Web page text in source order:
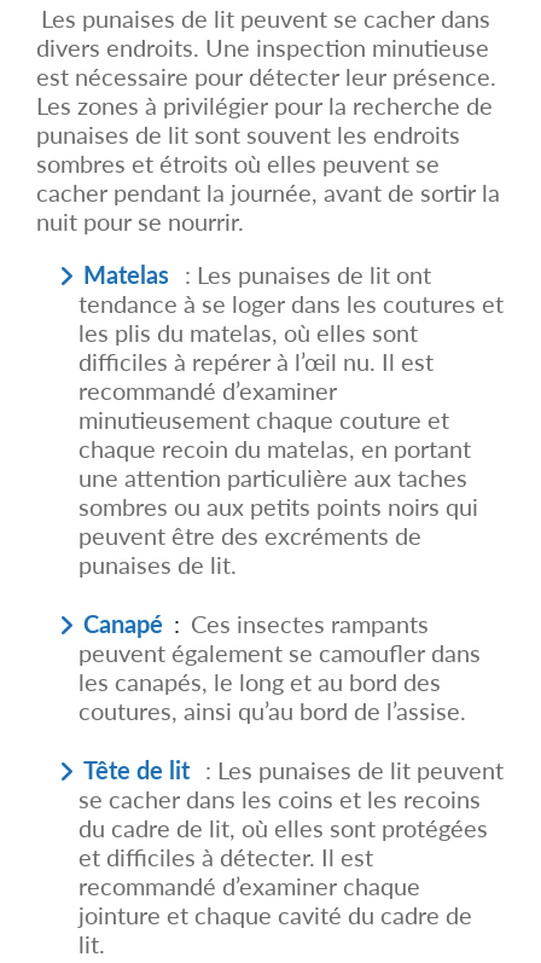
Les punaises de lit peuvent se cacher dans
divers endroits. Une inspection minutieuse
est nécessaire pour détecter leur présence.
Les zones à privilégier pour la recherche de
punaises de lit sont souvent les endroits
sombres et étroits où elles peuvent se
cacher pendant la journée, avant de sortir la
nuit pour se nourrir.
Matelas : Les punaises de lit ont
tendance à se loger dans les coutures et
les plis du matelas, où elles sont
difficiles à repérer à l’œil nu. Il est
recommandé d’examiner
minutieusement chaque couture et
chaque recoin du matelas, en portant
une attention particulière aux taches
sombres ou aux petits points noirs qui
peuvent être des excréments de
punaises de lit.
Canapé : Ces insectes rampants
peuvent également se camoufler dans
les canapés, le long et au bord des
coutures, ainsi qu’au bord de l’assise.
Tête de lit : Les punaises de lit peuvent
se cacher dans les coins et les recoins
du cadre de lit, où elles sont protégées
et difficiles à détecter. Il est
recommandé d’examiner chaque
jointure et chaque cavité du cadre de
lit.